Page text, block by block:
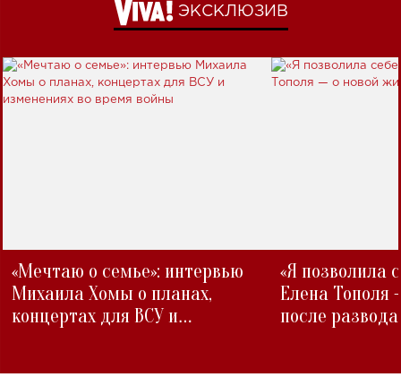
ЭКСКЛЮЗИВ
«Мечтаю о семье»: интервью
Михаила Хомы о планах,
концертах для ВСУ и
«Я позволила
Елена Тополя
после развода